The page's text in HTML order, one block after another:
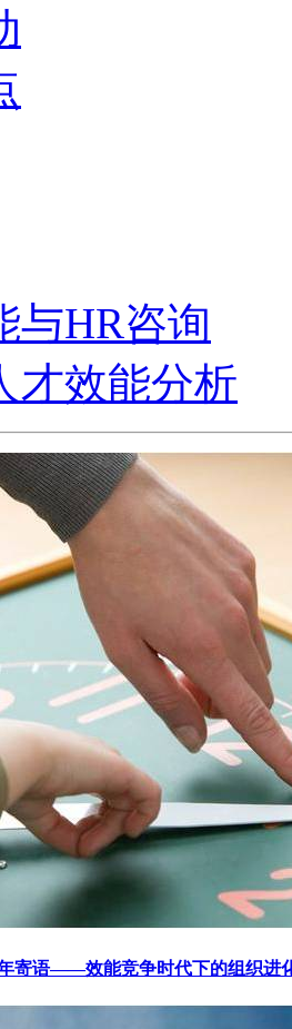
与HR咨询
才效能分析
寄语——效能竞争时代下的组织进